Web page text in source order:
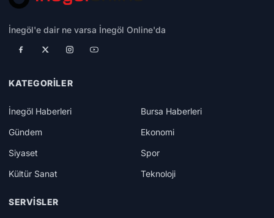
İnegöl'e dair ne varsa İnegöl Online'da
KATEGORILER
İnegöl Haberleri
Bursa Haberleri
Gündem
Ekonomi
Siyaset
Spor
Kültür Sanat
Teknoloji
SERVISLER